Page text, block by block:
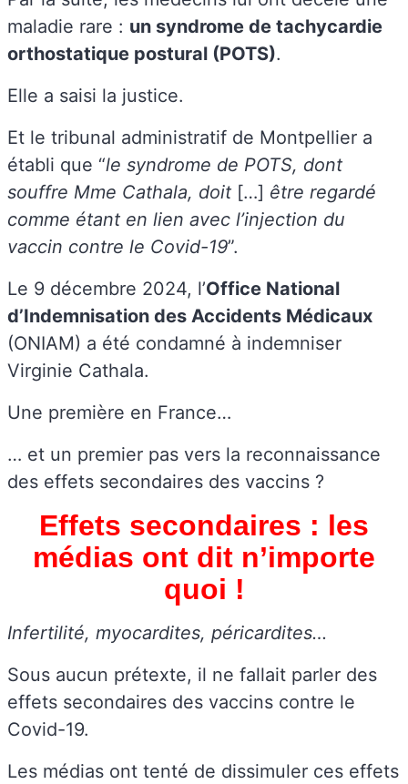
maladie rare : un syndrome de tachycardie
orthostatique postural (POTS).
Elle a saisi la justice.
Et le tribunal administratif de Montpellier a
établi que “le syndrome de POTS, dont
souffre Mme Cathala, doit […] être regardé
comme étant en lien avec l’injection du
vaccin contre le Covid-19”.
Le 9 décembre 2024, l’Office National
d’Indemnisation des Accidents Médicaux
(ONIAM) a été condamné à indemniser
Virginie Cathala.
Une première en France…
… et un premier pas vers la reconnaissance
des effets secondaires des vaccins ?
Effets secondaires : les
médias ont dit n’importe
quoi !
Infertilité, myocardites, péricardites…
Sous aucun prétexte, il ne fallait parler des
effets secondaires des vaccins contre le
Covid-19.
Les médias ont tenté de dissimuler ces effets